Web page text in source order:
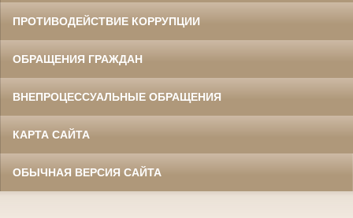
ПРОТИВОДЕЙСТВИЕ КОРРУПЦИИ
ОБРАЩЕНИЯ ГРАЖДАН
ВНЕПРОЦЕССУАЛЬНЫЕ ОБРАЩЕНИЯ
КАРТА САЙТА
ОБЫЧНАЯ ВЕРСИЯ САЙТА